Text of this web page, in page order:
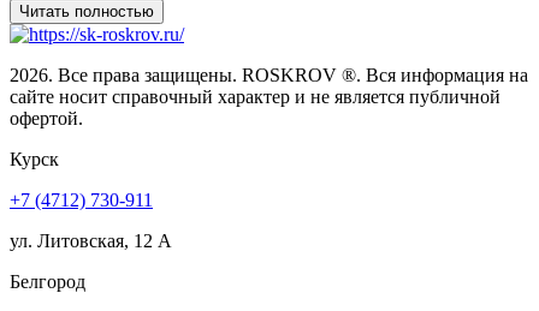
2026. Все права защищены. ROSKROV ®. Вся информация на
сайте носит справочный характер и не является публичной
офертой.
Курск
+7 (4712) 730-911
ул. Литовская, 12 А
Белгород